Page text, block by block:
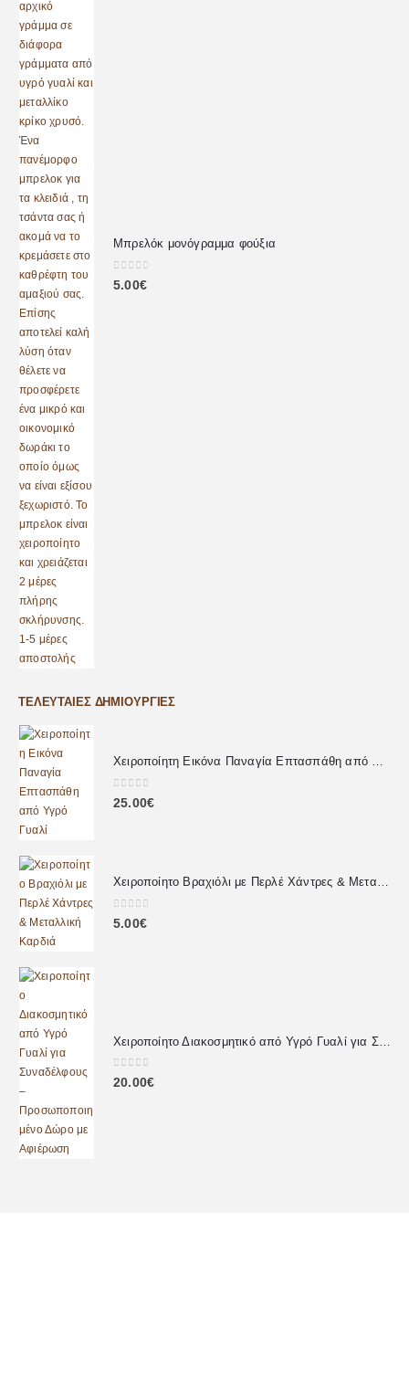
Μπρελόκ μονόγραμμα φούξια
0 out of 5
5.00€
ΤΕΛΕΥΤΑΊΕΣ ΔΗΜΙΟΥΡΓΊΕΣ
Χειροποίητη Εικόνα Παναγία Επτασπάθη από Υγρό Γυαλί
0out of 5
25.00€
Χειροποίητο Βραχιόλι με Περλέ Χάντρες & Μεταλλική Καρδιά
0 out of 5
5.00€
0out of 5
20.00€